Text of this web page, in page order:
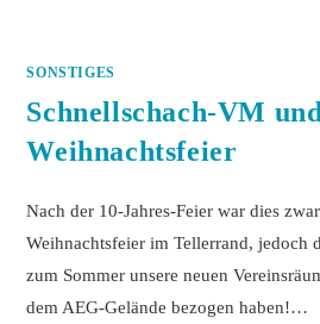
SONSTIGES
Schnellschach-VM und
Weihnachtsfeier
Nach der 10-Jahres-Feier war dies
Weihnachtsfeier im Tellerrand, jedoch
zum Sommer unsere neuen
dem AEG-Gelände bezogen haben!…